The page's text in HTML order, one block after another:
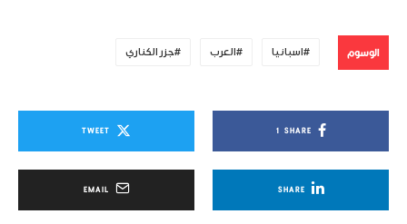
الوسوم اسبانيا العرب جزر الكناري
SHARE
1
TWEET
SHARE
EMAIL